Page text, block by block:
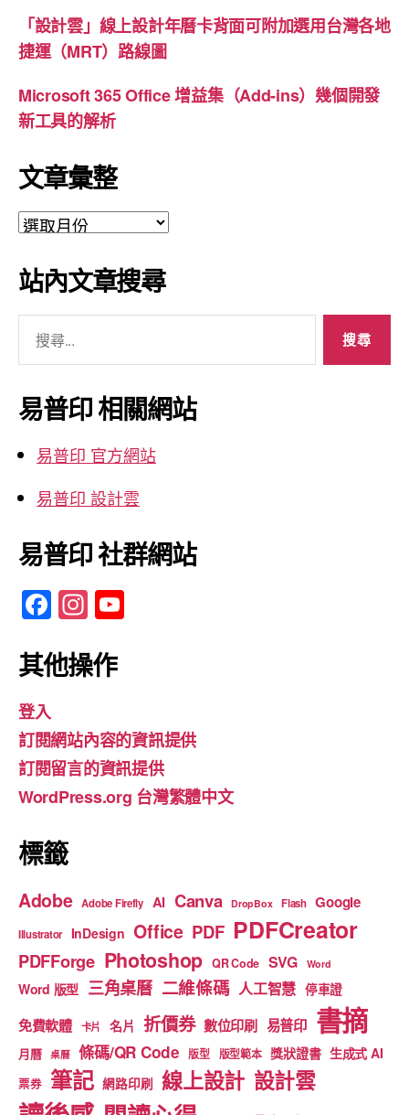
「設計雲」線上設計年曆卡背面可附加選用台灣各地
捷運（MRT）路線圖
Microsoft 365 Office 增益集（Add-ins）幾個開發
新工具的解析
文章彙整
文
彙
整
站內文章搜尋
關
鍵
字:
易普印 相關網站
易普印 官方網站
易普印 設計雲
易普印 社群網站
F
a
c
b
o
o
k
In
st
a
gr
a
m
u
b
e
其他操作
登入
訂閱網站內容的資訊提供
訂閱留言的資訊提供
WordPress.org 台灣繁體中文
標籤
Adobe Adobe Firefly AI Canva DropBox Flash Google
Illustrator InDesign Office PDF PDFCreator
PDFForge Photoshop QR Code SVG Word
Word 版型 三角桌曆 二維條碼 人工智慧 停車證
免費軟體 卡片 名片 折價券 數位印刷 易普印 書摘
月曆 桌曆 條碼/QR Code 版型 版型範本 獎狀證書 生成式 AI
票券 筆記 網路印刷 線上設計 設計雲